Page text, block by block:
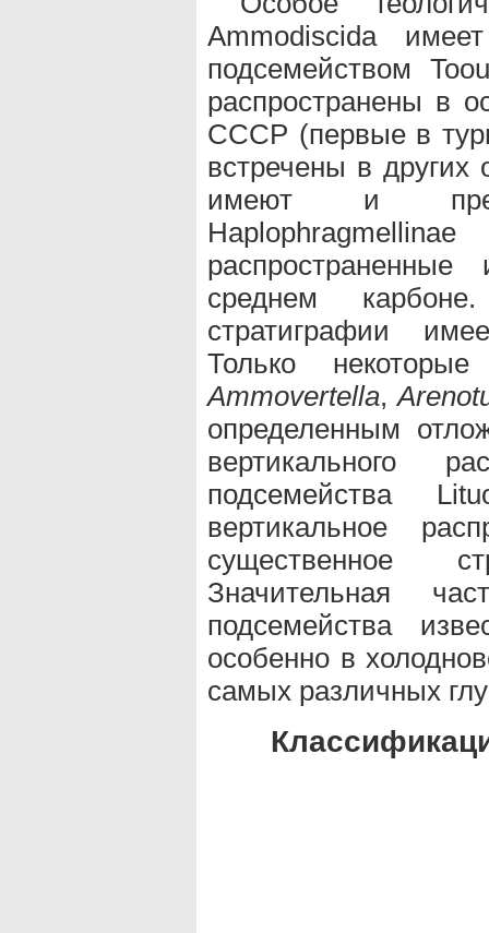
Ammodiscida
подсемейством
распространены в
СССР (первые в
встречены в других
имеют и
среднем
стратиграфии
Только
Ammovertella,
определенным
вертикального
подсемейства
вертикальное
существенное
Значительная
подсемейства
особенно в
самых различных